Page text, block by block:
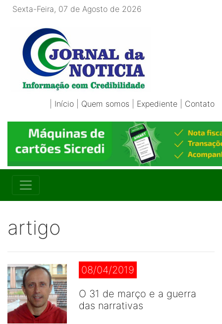
Sexta-Feira, 07 de Agosto de 2026
Início Quem somos Expediente Contato
artigo
08/04/2019
O 31 de março e a guerra
das narrativas